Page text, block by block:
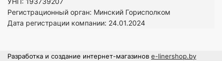
Регистрационный орган: Минский Горисполком
Дата регистрации компании: 24.01.2024
Разработка и создание интернет-магазинов e-linershop.by